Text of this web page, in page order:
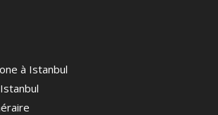
à Istanbul